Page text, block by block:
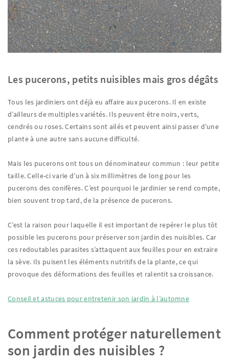
Les pucerons, petits nuisibles mais gros dégâts
Tous les jardiniers ont déjà eu affaire aux pucerons. Il en existe
d’ailleurs de multiples variétés. Ils peuvent être noirs, verts,
cendrés ou roses. Certains sont ailés et peuvent ainsi passer d’une
plante à une autre sans aucune difficulté.
Mais les pucerons ont tous un dénominateur commun : leur petite
taille. Celle-ci varie d’un à six millimètres de long pour les
pucerons des conifères. C’est pourquoi le jardinier se rend compte,
bien souvent trop tard, de la présence de pucerons.
C’est la raison pour laquelle il est important de repérer le plus tôt
possible les pucerons pour préserver son jardin des nuisibles. Car
ces redoutables parasites s’attaquent aux feuilles pour en extraire
la sève. Ils puisent les éléments nutritifs de la plante, ce qui
provoque des déformations des feuilles et ralentit sa croissance.
Conseil et astuces pour entretenir son jardin à l’automne
Comment protéger naturellement
son jardin des nuisibles ?